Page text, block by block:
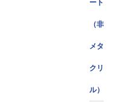
ート
（非
メタ
クリ
ル）